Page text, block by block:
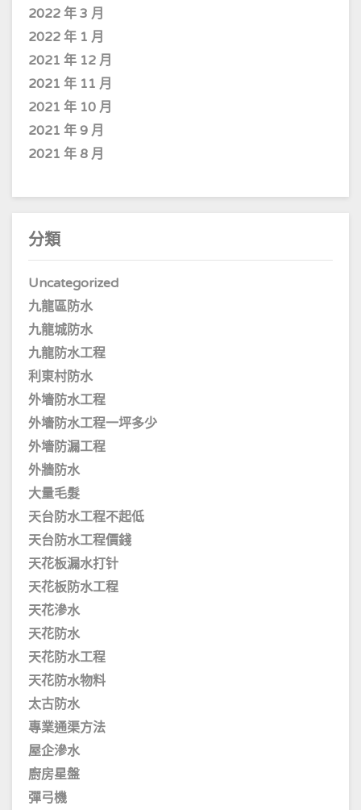
2022 年 3 月
2022 年 1 月
2021 年 12 月
2021 年 11 月
2021 年 10 月
2021 年 9 月
2021 年 8 月
分類
Uncategorized
九龍區防水
九龍城防水
九龍防水工程
利東村防水
外墻防水工程
外墻防水工程一坪多少
外墻防漏工程
外牆防水
大量毛髮
天台防水工程不起低
天台防水工程價錢
天花板漏水打针
天花板防水工程
天花滲水
天花防水
天花防水工程
天花防水物料
太古防水
專業通渠方法
屋企滲水
廚房星盤
彈弓機